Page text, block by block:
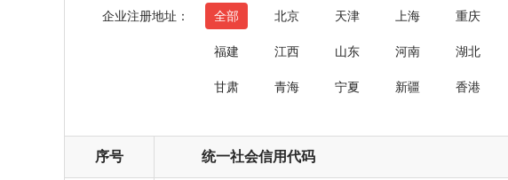
企业注册地址： 全部 北京 天津 上海 重庆
福建 江西 山东 河南 湖北
甘肃 青海 宁夏 新疆 香港
序号 统一社会信用代码